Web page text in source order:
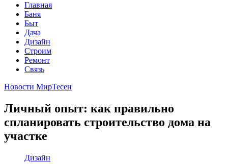
Главная
Баня
Быт
Дача
Дизайн
Строим
Ремонт
Связь
Новости МирТесен
Личный опыт: как правильно
спланировать строительство дома на
участке
Дизайн